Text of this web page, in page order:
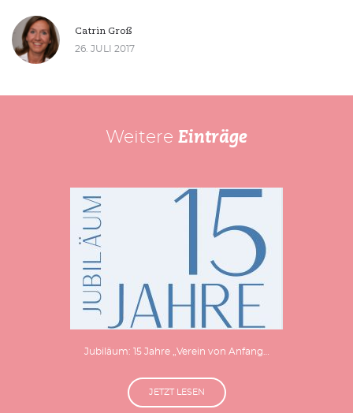
Catrin Groß
26. JULI 2017
Weitere Einträge
Jubiläum: 15 Jahre „Verein von Anfang…
JETZT LESEN